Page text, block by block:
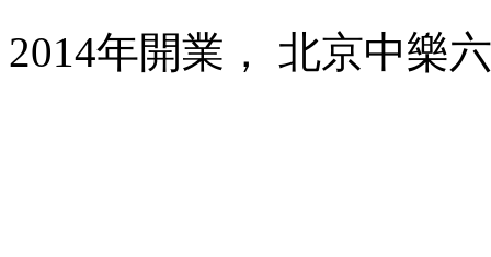
2014年開業， 北京中